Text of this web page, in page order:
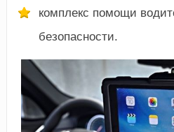
комплекс помощи
безопасности.